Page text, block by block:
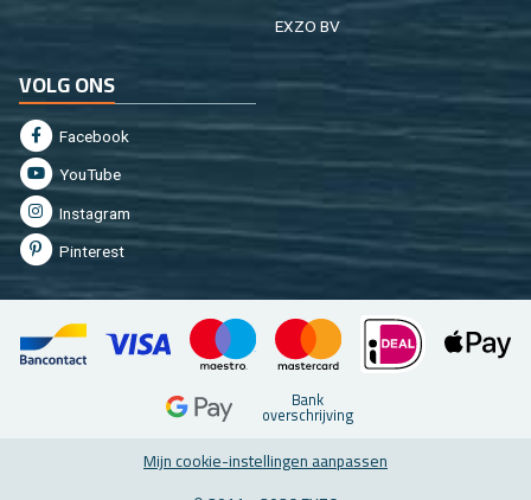
EXZO BV
VOLG ONS
Fa­cebook
You­Tu­be
In­st­agram
Pin­te­rest
Bank
over­schrij­ving
Mijn coo­kie-in­stel­lin­gen aan­pas­sen